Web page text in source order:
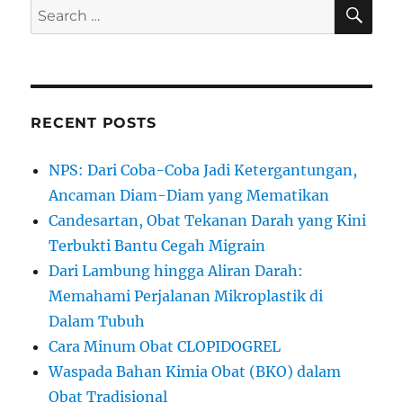
Search
for:
RECENT POSTS
NPS: Dari Coba-Coba Jadi Ketergantungan,
Ancaman Diam-Diam yang Mematikan
Candesartan, Obat Tekanan Darah yang Kini
Terbukti Bantu Cegah Migrain
Dari Lambung hingga Aliran Darah:
Memahami Perjalanan Mikroplastik di
Dalam Tubuh
Cara Minum Obat CLOPIDOGREL
Waspada Bahan Kimia Obat (BKO) dalam
Obat Tradisional